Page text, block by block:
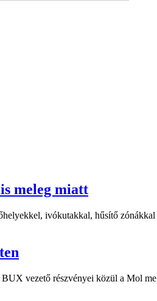
meleg miatt
ivókutakkal, hűsítő
vezető részvényei közül a Mol